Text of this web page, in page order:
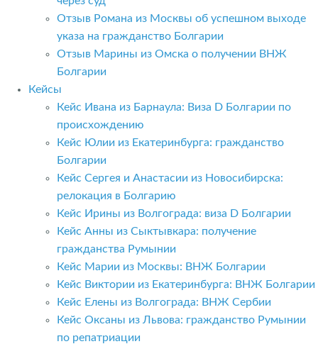
Отзыв Романа из Москвы об успешном выходе
указа на гражданство Болгарии
Отзыв Марины из Омска о получении ВНЖ
Болгарии
Кейсы
Кейс Ивана из Барнаула: Виза D Болгарии по
происхождению
Кейс Юлии из Екатеринбурга: гражданство
Болгарии
Кейс Сергея и Анастасии из Новосибирска:
релокация в Болгарию
Кейс Ирины из Волгограда: виза D Болгарии
Кейс Анны из Сыктывкара: получение
гражданства Румынии
Кейс Марии из Москвы: ВНЖ Болгарии
Кейс Виктории из Екатеринбурга: ВНЖ Болгарии
Кейс Елены из Волгограда: ВНЖ Сербии
Кейс Оксаны из Львова: гражданство Румынии
по репатриации